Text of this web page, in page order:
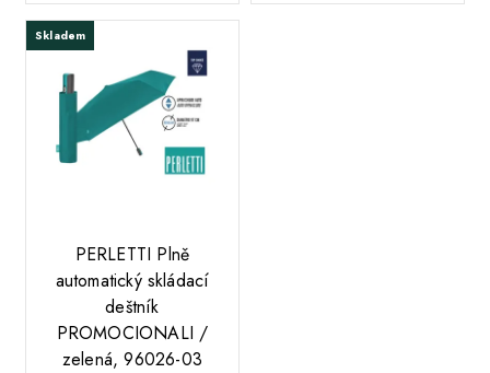
Skladem
PERLETTI Plně
automatický skládací
deštník
PROMOCIONALI /
zelená, 96026-03